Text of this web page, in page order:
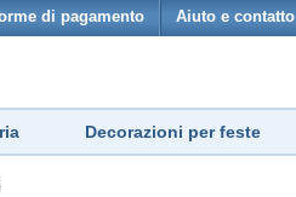
di pagamento Aiuto e contatto
Decorazioni per feste